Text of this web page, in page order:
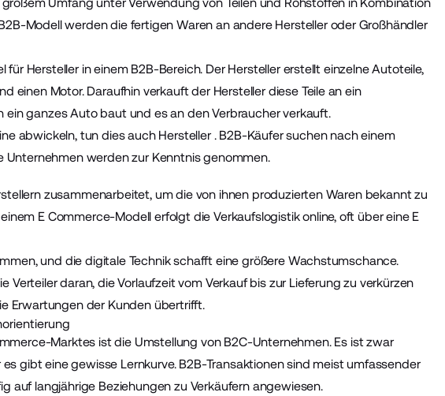
Umfang unter Verwendung von Teilen und Rohstoffen in Kombination
Modell werden die fertigen Waren an andere Hersteller oder Großhändler
Hersteller in einem B2B-Bereich. Der Hersteller erstellt einzelne Autoteile,
einen Motor. Daraufhin verkauft der Hersteller diese Teile an ein
ein ganzes Auto baut und es an den Verbraucher verkauft.
abwickeln, tun dies auch Hersteller . B2B-Käufer suchen nach einem
Unternehmen werden zur Kenntnis genommen.
zusammenarbeitet, um die von ihnen produzierten Waren bekannt zu
E Commerce-Modell erfolgt die Verkaufslogistik online, oft über eine E
und die digitale Technik schafft eine größere Wachstumschance.
Verteiler daran, die Vorlaufzeit vom Verkauf bis zur Lieferung zu verkürzen
Erwartungen der Kunden übertrifft.
Marktes ist die Umstellung von B2C-Unternehmen. Es ist zwar
gibt eine gewisse Lernkurve. B2B-Transaktionen sind meist umfassender
auf langjährige Beziehungen zu Verkäufern angewiesen.